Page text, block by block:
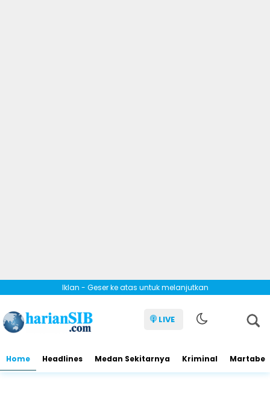
Iklan - Geser ke atas untuk melanjutkan
LIVE
Home Headlines Medan Sekitarnya Kriminal Martabe